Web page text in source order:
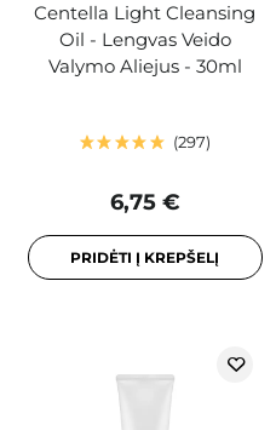
Centella Light Cleansing
Oil - Lengvas Veido
Valymo Aliejus - 30ml
297
6,75 €
PRIDĖTI Į KREPŠELĮ